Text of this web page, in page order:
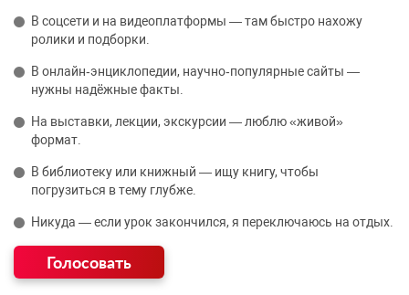
В соцсети и на видеоплатформы — там быстро нахожу
ролики и подборки.
В онлайн‑энциклопедии, научно‑популярные сайты —
нужны надёжные факты.
На выставки, лекции, экскурсии — люблю «живой»
формат.
В библиотеку или книжный — ищу книгу, чтобы
погрузиться в тему глубже.
Никуда — если урок закончился, я переключаюсь на отдых.